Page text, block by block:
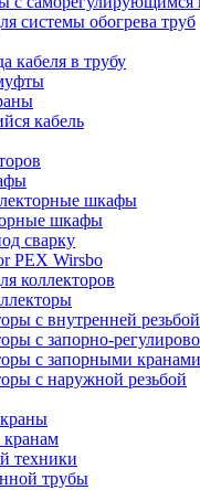
системы обогрева труб
кабеля в трубу
кабель
шкафы
шкафы
сварку
PEX Wirsbo
коллекторов
с внутренней резьбой
с запорно-
с запорными кранами
с наружной резьбой
техники
трубы